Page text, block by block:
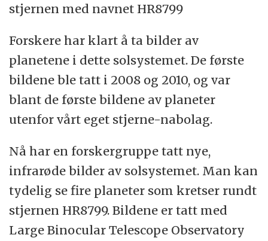
stjernen med navnet HR8799
Forskere har klart å ta bilder av
planetene i dette solsystemet. De første
bildene ble tatt i 2008 og 2010, og var
blant de første bildene av planeter
utenfor vårt eget stjerne-nabolag.
Nå har en forskergruppe tatt nye,
infrarøde bilder av solsystemet. Man kan
tydelig se fire planeter som kretser rundt
stjernen HR8799. Bildene er tatt med
Large Binocular Telescope Observatory